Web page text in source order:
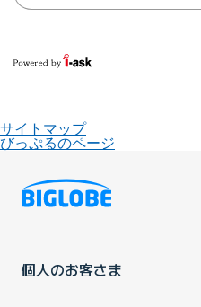
サイトマップ
びっぷるのページ
個人のお客さま